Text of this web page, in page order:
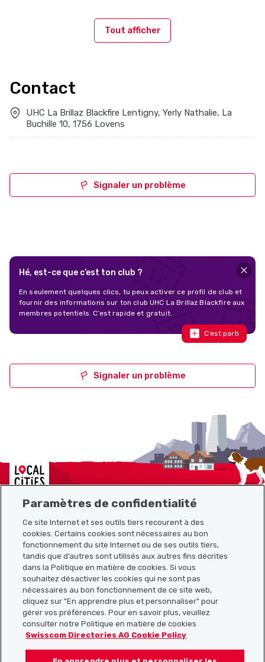
Tout afficher
Contact
UHC La Brillaz Blackfire Lentigny, Yerly Nathalie, La
Buchille 10, 1756 Lovens
Signaler un problème
Hé, est-ce que c’est ton club ?
En seulement quelques clics, tu peux activer ce profil de club et
fournir des informations sur ton club UHC La Brillaz Blackfire aux
membres potentiels. C’est rapide et gratuit.
C’est parti
Signaler un problème
Localcities
Plan du site
Liens utiles
Télécharger l’application Localcities
Paramètres de confidentialité
Ce site Internet et ses outils tiers recourent à des
cookies. Certains cookies sont nécessaires au bon
fonctionnement du site Internet ou de ses outils tiers,
tandis que d’autres sont utilisés aux autres fins décrites
dans la Politique en matière de cookies. Si vous
souhaitez désactiver les cookies qui ne sont pas
nécessaires au bon fonctionnement de ce site web,
cliquez sur "En apprendre plus et personnaliser" pour
gérer vos préférences. Pour en savoir plus, veuillez
consulter notre Politique en matière de cookies
Swisscom Directories AG Cookie Policy